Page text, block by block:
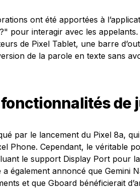
ont été apportées à
pour interagir avec les appelants.
de Pixel Tablet, une barre
de la parole en texte sans
fonctionnalités de
par le lancement du Pixel 8a,
Phone. Cependant, le véritable
le support Display Port pour
a également annoncé que Gemini
et que Gboard bénéficierait